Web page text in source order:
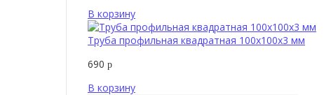
В корзину
Труба профильная квадратная 100х100х3 мм
690 р
В корзину